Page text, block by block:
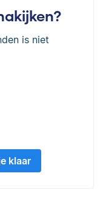
is niet
klaar